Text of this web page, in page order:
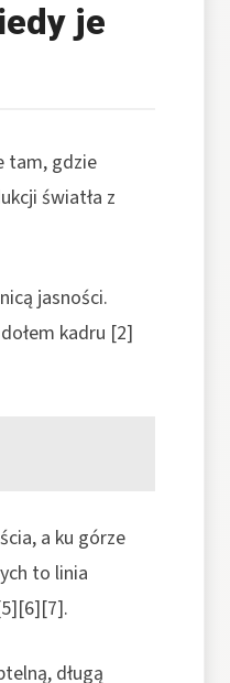
je
tam, gdzie
światła z
jasności.
kadru [2]
a ku górze
to linia
długą